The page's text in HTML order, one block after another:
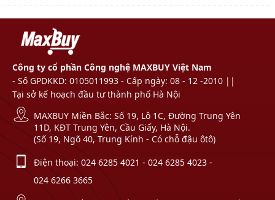
Công ty cổ phần Công nghệ MAXBUY Việt Nam
- Số GPDKKD: 0105011993 - Cấp ngày: 08 - 12 -2010 ||
Tại sở kế hoạch đầu tư thành phố Hà Nội
MAXBUY Miền Bắc: Số 19, Lô 1C, Đường Trung Yên
11D, KĐT Trung Yên, Cầu Giấy, Hà Nội.
(Số 19, Ngõ 40, Trung Kính - Có chỗ đậu ôtô)
Điện thoại: 024 6285 4021 - 024 6285 4023 -
024 6266 3665